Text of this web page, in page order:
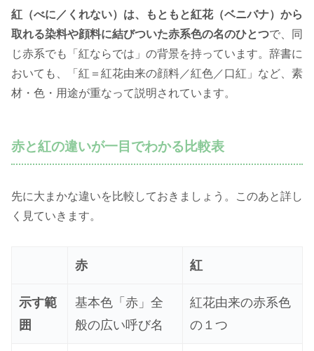
紅（べに／くれない）は、もともと紅花（ベニバナ）から
取れる染料や顔料に結びついた赤系色の名のひとつで、同
じ赤系でも「紅ならでは」の背景を持っています。辞書に
おいても、「紅＝紅花由来の顔料／紅色／口紅」など、素
材・色・用途が重なって説明されています。
赤と紅の違いが一目でわかる比較表
先に大まかな違いを比較しておきましょう。このあと詳し
く見ていきます。
赤 紅
示す範
囲
基本色「赤」全
般の広い呼び名
紅花由来の赤系色
の１つ